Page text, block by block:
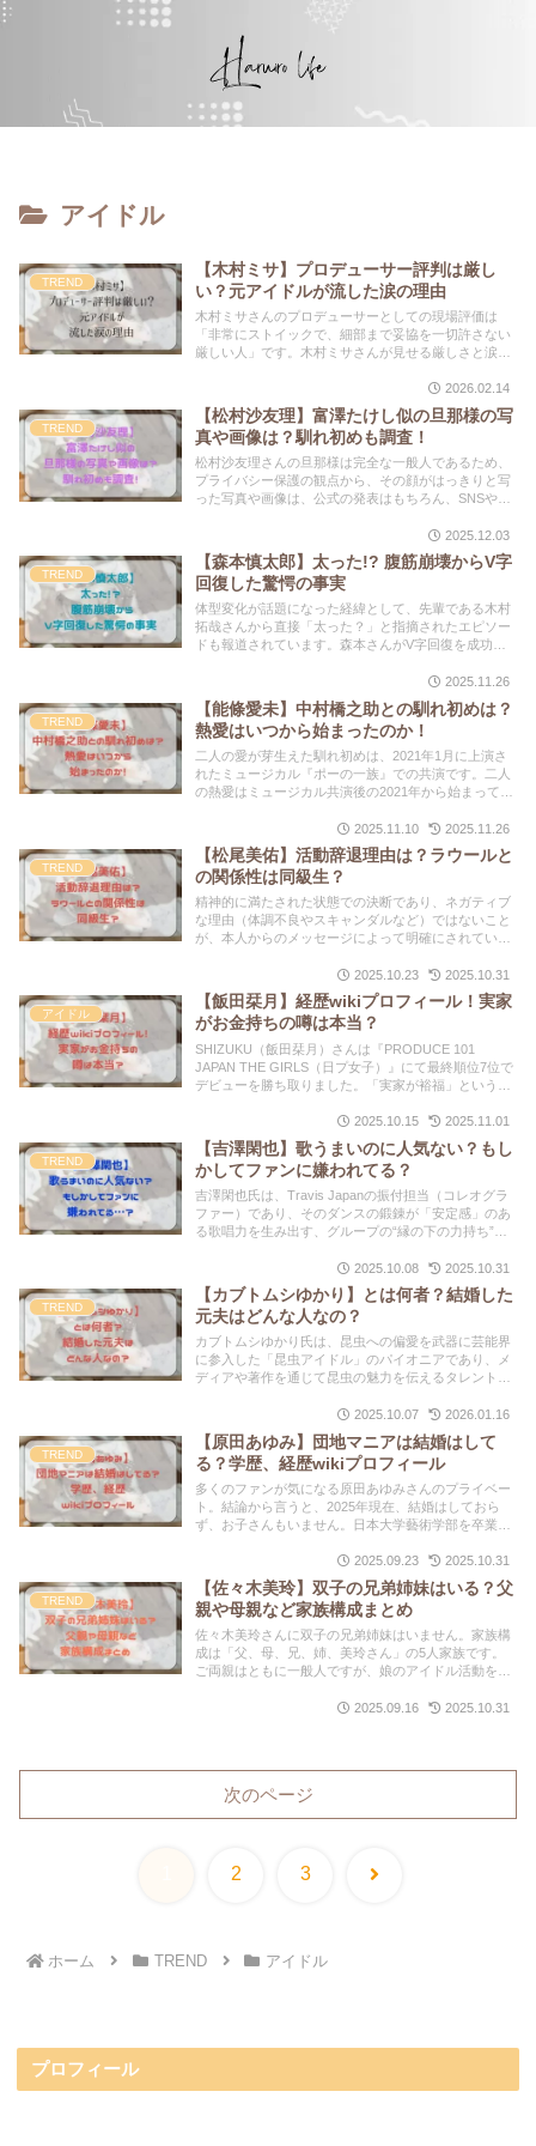
アイドル
TREND
【木村ミサ】プロデューサー評判は厳し
い？元アイドルが流した涙の理由
木村ミサさんのプロデューサーとしての現場評価は
「非常にストイックで、細部まで妥協を一切許さない
厳しい人」です。木村ミサさんが見せる厳しさと涙
せたくない」という切実な願いの裏返しです。2026.02.14
TREND
【松村沙友理】富澤たけし似の旦那様の写
真や画像は？馴れ初めも調査！
松村沙友理さんの旦那様は完全な一般人であるため、
プライバシー保護の観点から、その顔がはっきりと写
った写真や画像は、公式の発表はもちろん、SNSや報
い、どのように交際に発展したのかという具体的なエ
ピソードは、公の場では明かされていません。
2025.12.03
TREND
【森本慎太郎】太った!? 腹筋崩壊からV字
回復した驚愕の事実
体型変化が話題になった経緯として、先輩である木村
拓哉さんから直接「太った？」と指摘されたエピソー
ドも報道されています。森本さんがV字回復を成功さ
く組み込める習慣を「歯磨き」のように継続した点に
あります。
2025.11.26
TREND
【能條愛未】中村橋之助との馴れ初めは？
熱愛はいつから始まったのか！
二人の愛が芽生えた馴れ初めは、2021年1月に上演さ
れたミュージカル『ポーの一族』での共演です。二人
の熱愛はミュージカル共演後の2021年から始まってお
2025.11.10 2025.11.26
TREND
【松尾美佑】活動辞退理由は？ラウールと
の関係性は同級生？
精神的に満たされた状態での決断であり、ネガティブ
な理由（体調不良やスキャンダルなど）ではないこと
が、本人からのメッセージによって明確にされていま
れておらず、信憑性は極めて低いと判断されます。
2025.10.23 2025.10.31
アイドル
【飯田栞月】経歴wikiプロフィール！実家
がお金持ちの噂は本当？
SHIZUKU（飯田栞月）さんは『PRODUCE 101
JAPAN THE GIRLS（日プ女子）』にて最終順位7位で
デビューを勝ち取りました。「実家が裕福」という噂
い事の経歴からファンやネットユーザーによって推測
されているものです。
2025.10.15 2025.11.01
TREND
【吉澤閑也】歌うまいのに人気ない？もし
かしてファンに嫌われてる？
吉澤閑也氏は、Travis Japanの振付担当（コレオグラ
ファー）であり、そのダンスの鍛錬が「安定感」のあ
る歌唱力を生み出す、グループの“縁の下の力持ち”で
ています。「嫌われている」という噂は、一部の批判
が原因であり、全体像を反映していません。
2025.10.08 2025.10.31
TREND
【カブトムシゆかり】とは何者？結婚した
元夫はどんな人なの？
カブトムシゆかり氏は、昆虫への偏愛を武器に芸能界
に参入した「昆虫アイドル」のパイオニアであり、メ
ディアや著作を通じて昆虫の魅力を伝えるタレント・
関する情報は、一切公表されておらず非公開です。
2025.10.07 2026.01.16
TREND
【原田あゆみ】団地マニアは結婚はして
る？学歴、経歴wikiプロフィール
多くのファンが気になる原田あゆみさんのプライベー
ト。結論から言うと、2025年現在、結婚はしておら
ず、お子さんもいません。日本大学藝術学部を卒業
の一方で、自身の原体験から団地の魅力に着目し、そ
の知識を深めていきました。
2025.09.23 2025.10.31
TREND
【佐々木美玲】双子の兄弟姉妹はいる？父
親や母親など家族構成まとめ
佐々木美玲さんに双子の兄弟姉妹はいません。家族構
成は「父、母、兄、姉、美玲さん」の5人家族です。
ご両親はともに一般人ですが、娘のアイドル活動を温
に良好で、家族全員がお互いを深く愛し、支え合って
2025.09.16 2025.10.31
次のページ
2 3 次
ホーム TREND アイドル
プロフィール